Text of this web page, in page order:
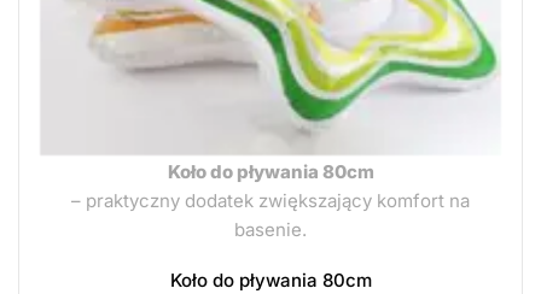
Koło do pływania 80cm
– praktyczny dodatek zwiększający komfort na
basenie.
Koło do pływania 80cm